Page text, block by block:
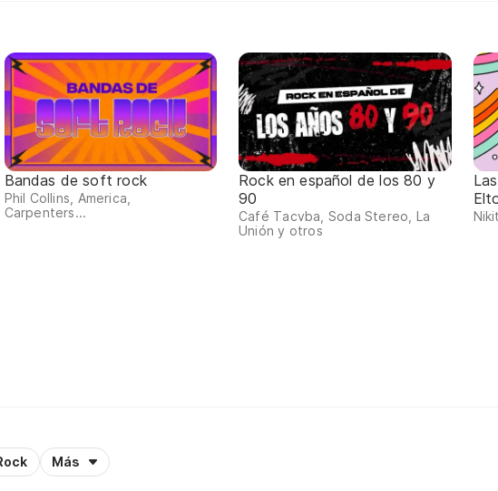
Bandas de soft rock
Phil Collins, America,
Carpenters...
Rock en español de los 80 y
90
Café Tacvba, Soda Stereo, La
Unión y otros
Más